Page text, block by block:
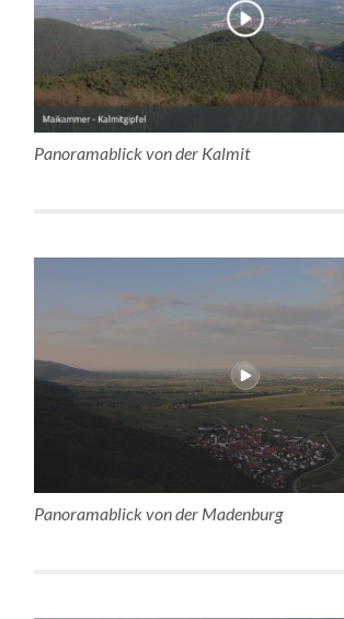
Panoramablick von der Kalmit
Panoramablick von der Madenburg